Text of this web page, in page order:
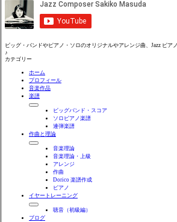
ビッグ・バンドやピアノ・ソロのオリジナルやアレンジ曲、Jazz ピア
♪
カテゴリー
ホーム
プロフィール
音楽作品
楽譜
ビッグバンド・スコア
ソロピアノ楽譜
連弾楽譜
作曲と理論
音楽理論
音楽理論・上級
アレンジ
作曲
Dorico 楽譜作成
ピアノ
イヤートレーニング
聴音（初級編）
ブログ